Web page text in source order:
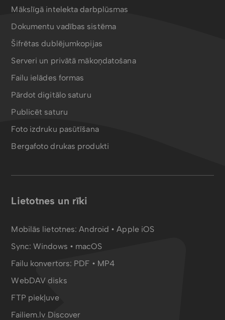
Mākslīgā intelekta darbplūsmas
Dokumentu vadības sistēma
Šifrētas dublējumkopijas
Serveri un privātā mākoņdatošana
Failu ielādes formas
Pārdot digitālo saturu
Publicēt saturu
Foto izdruku pasūtīšana
Bergafoto drukas produkti
Lietotnes un rīki
Mobilās lietotnes:Android •Apple iOS
Sync:Windows • macOS
Failu konvertors: PDF • MP4
WebDAV disks
FTP piekļuve
Failiem.lv Discover